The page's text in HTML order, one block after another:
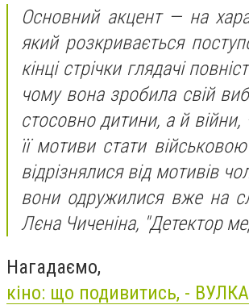
Основний акцент — на
який розкривається
кінці стрічки глядачі
чому вона зробила свій
стосовно дитини, а й
її мотиви стати
відрізнялися від мотивів
вони одружилися вже на
Лєна Чиченіна, "Детектор
кіно: що подивитись, -